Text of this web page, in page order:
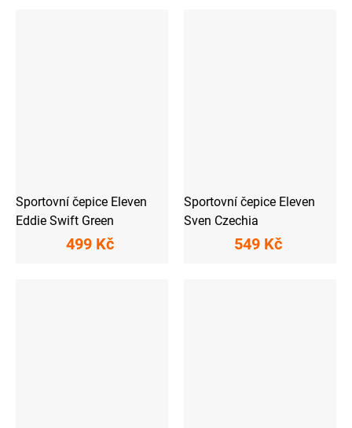
Sportovní čepice Eleven
Eddie Swift Green
499 Kč
Sportovní čepice Eleven
Sven Czechia
549 Kč